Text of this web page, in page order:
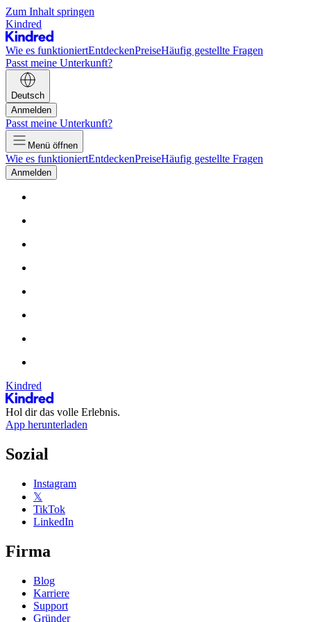
Zum Inhalt springen
Kindred
Wie es funktioniertEntdeckenPreiseHäufig gestellte Fragen
Passt meine Unterkunft?
Deutsch
Anmelden
Passt meine Unterkunft?
Menü öffnen
Wie es funktioniertEntdeckenPreiseHäufig gestellte Fragen
Anmelden
Kindred
Hol dir das volle Erlebnis.
App herunterladen
Sozial
Instagram
𝕏
TikTok
LinkedIn
Firma
Blog
Karriere
Support
Gründer